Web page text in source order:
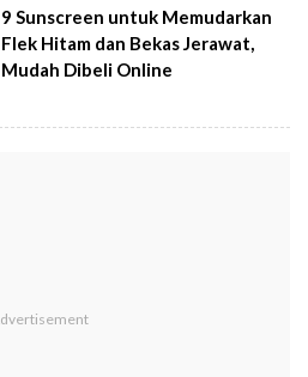
9 Sunscreen untuk Memudarkan
Flek Hitam dan Bekas Jerawat,
Mudah Dibeli Online